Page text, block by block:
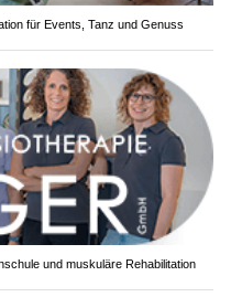
für Events, Tanz und Genuss
und muskuläre Rehabilitation